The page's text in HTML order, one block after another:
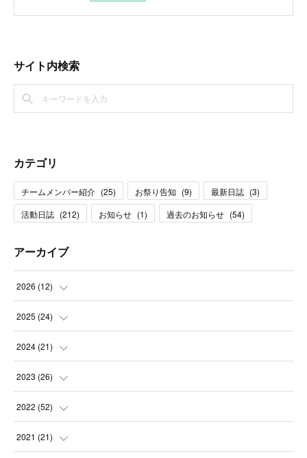
サイト内検索
カテゴリ
チームメンバー紹介 (25) お祭り告知 (9) 最新日誌 (3)
活動日誌 (212) お知らせ (1) 過去のお知らせ (54)
アーカイブ
2026 (12)
(1
(3
(1
(1
2025 (24)
(2
(3
(1
(2
2024 (21)
(2
(2
(1
2023 (26)
(1
(2
2022 (52)
(3
2021 (21)